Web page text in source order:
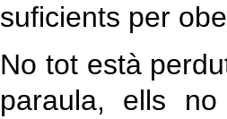
suficients per
No tot està
paraula, ells